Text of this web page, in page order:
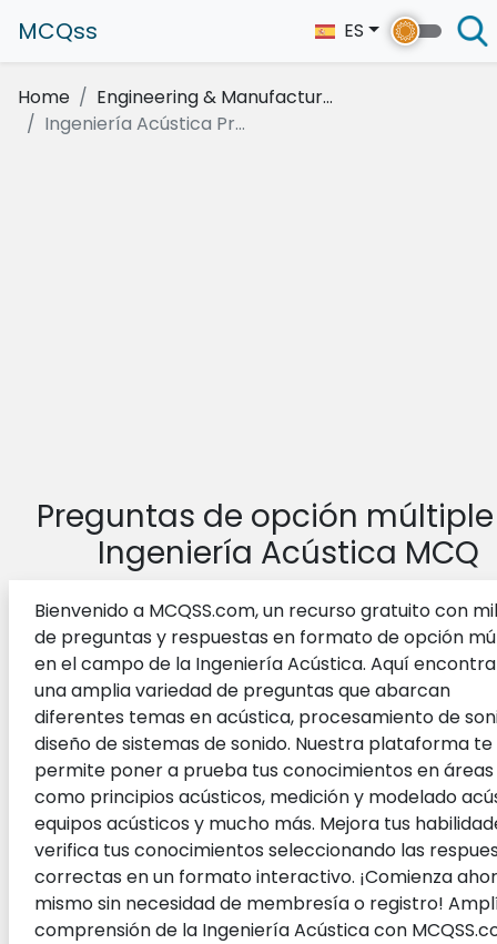
MCQss ES
Home
Engineering & Manufactur...
Ingeniería Acústica Pr...
Preguntas de opción
Ingeniería Acústica MCQ
Bienvenido a MCQSS.com, un recurso gratuito con
de preguntas y respuestas en formato de opción
en el campo de la Ingeniería Acústica. Aquí
una amplia variedad de preguntas que abarcan
diferentes temas en acústica, procesamiento de
diseño de sistemas de sonido. Nuestra plataforma te
permite poner a prueba tus conocimientos en áreas
como principios acústicos, medición y modelado
equipos acústicos y mucho más. Mejora tus
verifica tus conocimientos seleccionando las
correctas en un formato interactivo. ¡Comienza
mismo sin necesidad de membresía o registro!
comprensión de la Ingeniería Acústica con